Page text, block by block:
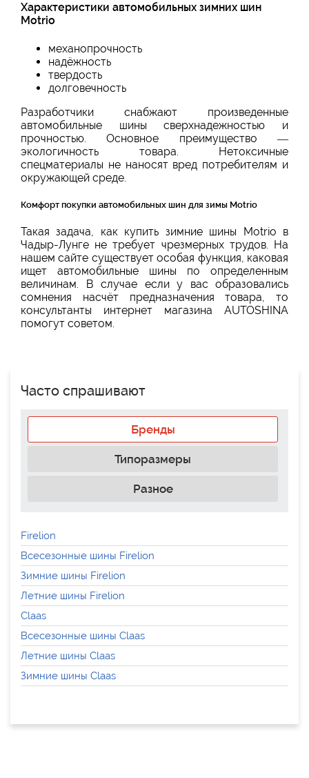
Характеристики автомобильных зимних шин
Motrio
механопрочность
надёжность
твердость
долговечность
Разработчики снабжают произведенные
автомобильные шины сверхнадежностью и
прочностью. Основное преимущество —
экологичность товара. Нетоксичные
спецматериалы не наносят вред потребителям и
окружающей среде.
Комфорт покупки автомобильных шин для зимы Motrio
Такая задача, как купить зимние шины Motrio в
Чадыр-Лунге не требует чрезмерных трудов. На
нашем сайте существует особая функция, каковая
ищет автомобильные шины по определенным
величинам. В случае если у вас образовались
сомнения насчёт предназначения товара, то
консультанты интернет магазина AUTOSHINA
помогут советом.
Часто спрашивают
Бренды
Типоразмеры
Разное
Firelion
Всесезонные шины Firelion
Зимние шины Firelion
Летние шины Firelion
Claas
Всесезонные шины Claas
Летние шины Claas
Зимние шины Claas